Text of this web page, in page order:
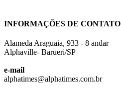
INFORMAÇÕES DE CONTATO
Alameda Araguaia, 933 - 8 andar
Alphaville- Barueri/SP
e-mail
alphatimes@alphatimes.com.br